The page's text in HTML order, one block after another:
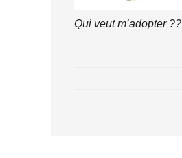
Qui veut m’adopter ??